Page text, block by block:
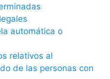
automática o
relativos al
de las personas con